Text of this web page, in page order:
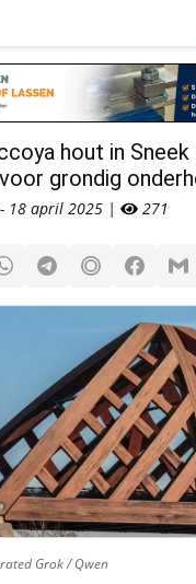
hout in
grondig
- 18 april 2025 | 271
Grok / Qwen